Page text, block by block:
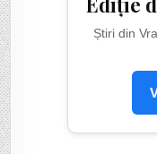
Știri din